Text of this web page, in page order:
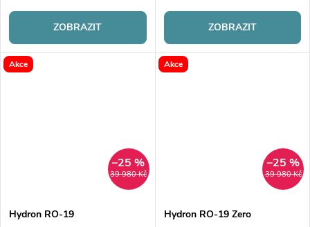
ZOBRAZIT ZOBRAZIT
Akce
39 980 Kč
–25 %
Hydron RO-19
Akce
39 980 Kč
–25 %
Hydron RO-19 Zero